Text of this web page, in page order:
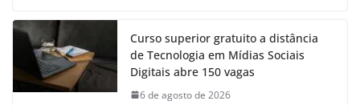
Curso superior gratuito a distância
de Tecnologia em Mídias Sociais
Digitais abre 150 vagas
6 de agosto de 2026